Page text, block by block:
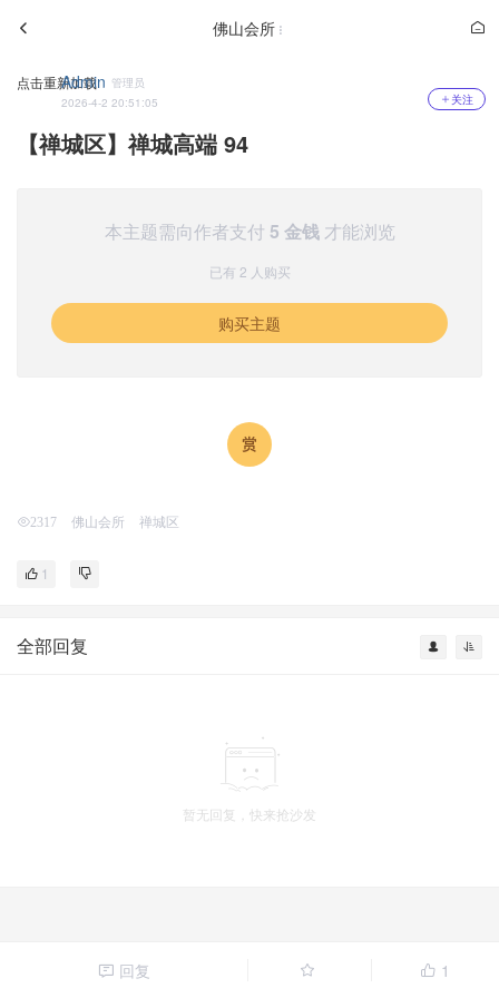
佛山会所
点击重新加载
Admin 管理员
2026-4-2 20:51:05
关注
【禅城区】禅城高端 94
本主题需向作者支付 5 金钱才能浏览
已有 2 人购买
购买主题
2317 佛山会所 禅城区
1
全部回复
暂无回复，快来抢沙发
回复 1